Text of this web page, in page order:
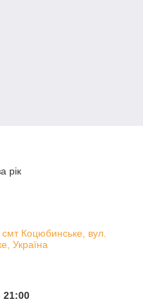
рік
Коцюбинське, вул.
Україна
21:00